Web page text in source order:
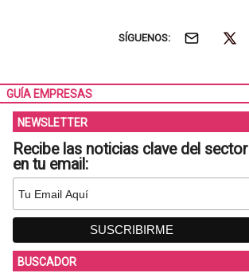
SÍGUENOS:
GUÍA EMPRESAS
NEWSLETTER
Recibe las noticias clave del sector
en tu email:
BUSCADOR